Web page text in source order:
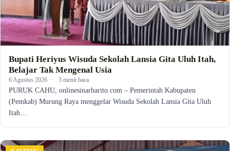
Bupati Heriyus Wisuda Sekolah Lansia Gita Uluh Itah,
Belajar Tak Mengenal Usia
6 Agustus 2026 · 3 menit baca
PURUK CAHU, onlinesinarbarito.com – Pemerintah Kabupaten
(Pemkab) Murung Raya menggelar Wisuda Sekolah Lansia Gita Uluh
Itah…